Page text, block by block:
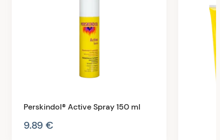
Perskindol® Active Spray 150 ml
9.89 €